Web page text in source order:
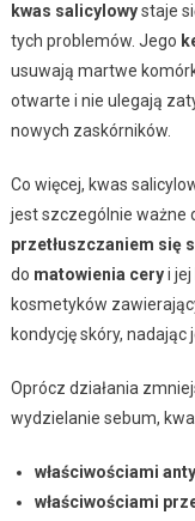
kwas salicylowystaje
tych problemów. Jego
usuwają martwe
otwarte i nie ulegają
nowych zaskórników.
Co więcej, kwas
jest szczególnie ważne
przetłuszczaniem się
do matowienia ceryi jej
kosmetyków
kondycję skóry,
Oprócz działania
wydzielanie sebum,
właściwościami
właściwościami